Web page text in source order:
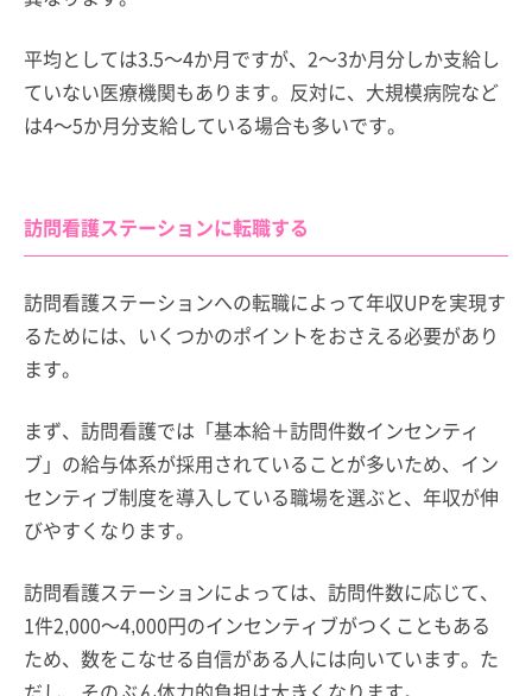
平均としては3.5～4か月ですが、2～3か月分しか支給し
ていない医療機関もあります。反対に、大規模病院など
は4～5か月分支給している場合も多いです。
訪問看護ステーションに転職する
訪問看護ステーションへの転職によって年収UPを実現す
るためには、いくつかのポイントをおさえる必要があり
ます。
まず、訪問看護では「基本給＋訪問件数インセンティ
ブ」の給与体系が採用されていることが多いため、イン
センティブ制度を導入している職場を選ぶと、年収が伸
びやすくなります。
訪問看護ステーションによっては、訪問件数に応じて、
1件2,000～4,000円のインセンティブがつくこともある
ため、数をこなせる自信がある人には向いています。た